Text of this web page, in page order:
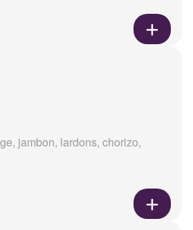
jambon, lardons, chorizo,